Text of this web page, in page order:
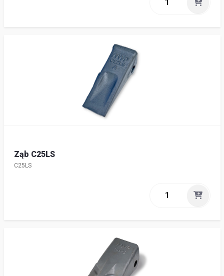
Ząb C25LS
C25LS